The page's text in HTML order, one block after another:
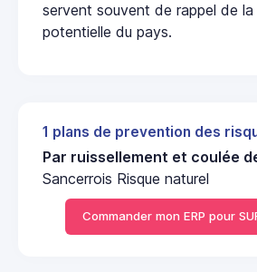
servent souvent de rappel de la
potentielle du pays.
1 plans de prevention des
Par ruissellement et coulée
Sancerrois Risque naturel
Commander mon ERP pour